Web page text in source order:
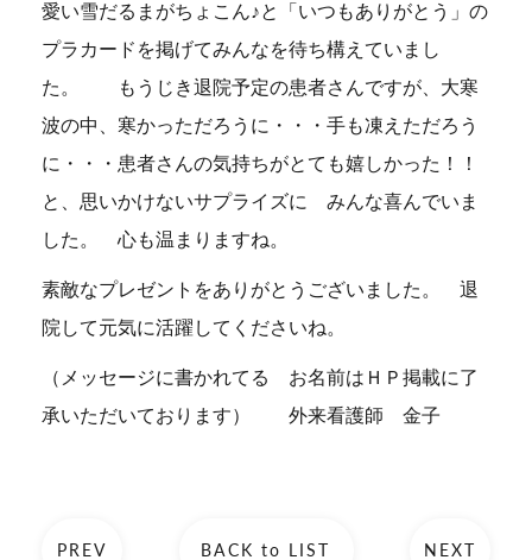
愛い雪だるまがちょこん♪と「いつもありがとう」の
プラカードを掲げてみんなを待ち構えていまし
た。 もうじき退院予定の患者さんですが、大寒
波の中、寒かっただろうに・・・手も凍えただろう
に・・・患者さんの気持ちがとても嬉しかった！！
と、思いかけないサプライズに みんな喜んでいま
した。 心も温まりますね。
素敵なプレゼントをありがとうございました。 退
院して元気に活躍してくださいね。
（メッセージに書かれてる お名前はＨＰ掲載に了
承いただいております） 外来看護師 金子
PREV BACK to LIST NEXT